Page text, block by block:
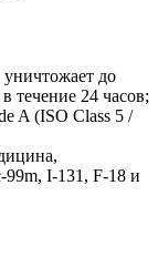
до
течение 24 часов;
A (ISO Class 5 /
99m, I-131, F-18 и